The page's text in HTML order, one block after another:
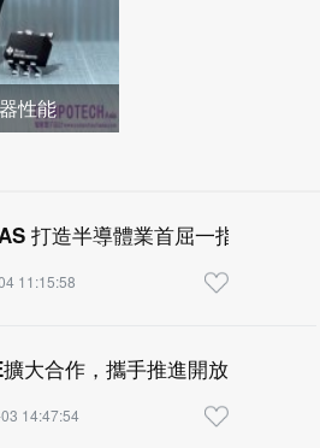
性能
打造半導體業首屈一指的端到端 AI
11:15:58
大合作，攜手推進開放式機架級
14:47:54